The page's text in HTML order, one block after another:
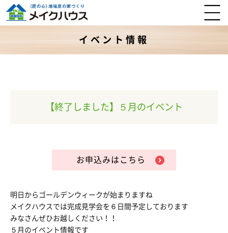
イベント情報
【終了しました】５月のイベント
お申込みはこちら
明日からゴールデンウィークが始まりますね
メイクハウスでは完成見学会を６日間予定しております
みなさんぜひお越しください！！
５月のイベント情報です